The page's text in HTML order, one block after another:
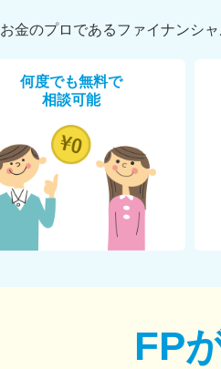
お金のプロであるファイナンシ
何度でも無料で
相談可能
FP